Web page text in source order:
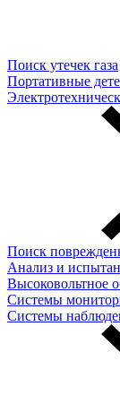
Поиск утечек газа
Портативные
Поиск
Анализ и
Высоковольтное
Системы
Системы